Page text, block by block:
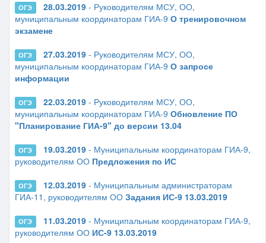
ОГЭ 28.03.2019- Руководителям МСУ, ОО,
муниципальным координаторам ГИА-9 О тренировочном
экзамене
ОГЭ 27.03.2019- Руководителям МСУ, ОО,
муниципальным координаторам ГИА-9 О запросе
информации
ОГЭ 22.03.2019- Руководителям МСУ, ОО,
муниципальным координаторам ГИА-9 Обновление ПО
"Планирование ГИА-9" до версии 13.04
ОГЭ 19.03.2019- Муниципальным координаторам ГИА-9,
руководителям ОО Предложения по ИС
ОГЭ 12.03.2019- Муниципальным администраторам
ГИА-11, руководителям ОО Задания ИС-9 13.03.2019
ОГЭ 11.03.2019- Муниципальным координаторам ГИА-9,
руководителям ОО ИС-9 13.03.2019